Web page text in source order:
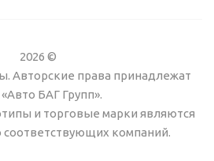
2026 ©
Авторские права принадлежат
БАГ Групп».
и торговые марки являются
соответствующих компаний.